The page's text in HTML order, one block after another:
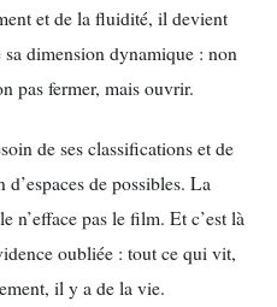
et de la fluidité, il devient
dimension dynamique : non
pas fermer, mais ouvrir.
de ses classifications et de
de possibles. La
n’efface pas le film. Et c’est là
oubliée : tout ce qui vit,
il y a de la vie.